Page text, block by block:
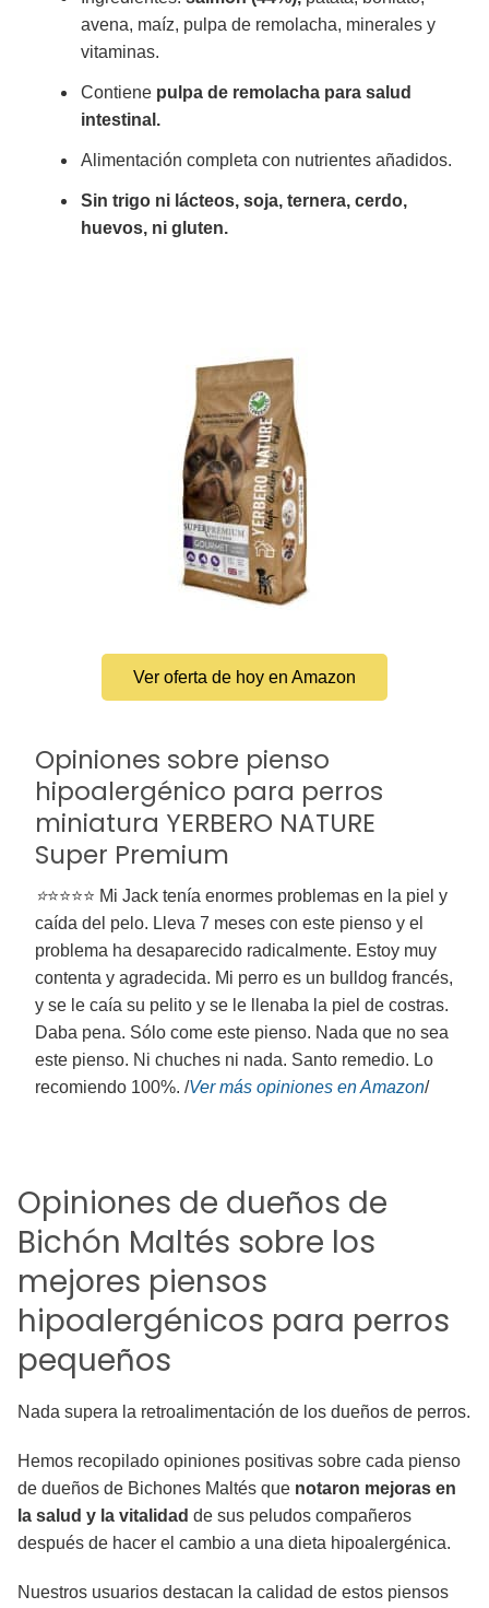
avena, maíz, pulpa de remolacha, minerales y
vitaminas.
Contiene pulpa de remolacha para salud
intestinal.
Alimentación completa con nutrientes añadidos.
Sin trigo ni lácteos, soja, ternera, cerdo,
huevos, ni gluten.
Ver oferta de hoy en Amazon
Opiniones sobre pienso
hipoalergénico para perros
miniatura YERBERO NATURE
Super Premium
⭐⭐⭐⭐⭐ Mi Jack tenía enormes problemas en la piel y
caída del pelo. Lleva 7 meses con este pienso y el
problema ha desaparecido radicalmente. Estoy muy
contenta y agradecida. Mi perro es un bulldog francés,
y se le caía su pelito y se le llenaba la piel de costras.
Daba pena. Sólo come este pienso. Nada que no sea
este pienso. Ni chuches ni nada. Santo remedio. Lo
recomiendo 100%. /Ver más opiniones en Amazon/
Opiniones de dueños de
Bichón Maltés sobre los
mejores piensos
hipoalergénicos para perros
pequeños
Nada supera la retroalimentación de los dueños de perros.
Hemos recopilado opiniones positivas sobre cada pienso
de dueños de Bichones Maltés que notaron mejoras en
la salud y la vitalidad de sus peludos compañeros
después de hacer el cambio a una dieta hipoalergénica.
Nuestros usuarios destacan la calidad de estos piensos